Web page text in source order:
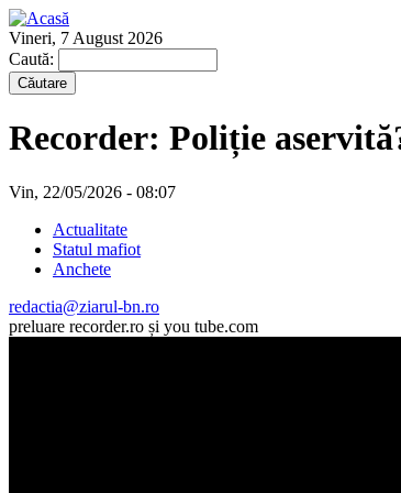
Vineri, 7 August 2026
Caută:
Recorder: Poliție
Vin, 22/05/2026 - 08:07
Actualitate
Statul mafiot
Anchete
redactia@ziarul-bn.ro
preluare recorder.ro și you tube.com